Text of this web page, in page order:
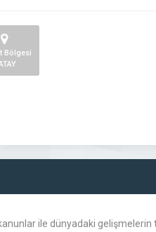
Bölgesi
ile dünyadaki